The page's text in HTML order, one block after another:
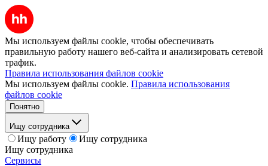
Мы используем файлы cookie, чтобы обеспечивать
правильную работу нашего веб-сайта и анализировать сетевой
трафик.
Правила использования файлов cookie
Мы используем файлы cookie. Правила использования
файлов cookie
Понятно
Ищу сотрудника
Ищу работу
Ищу сотрудника
Ищу сотрудника
Сервисы